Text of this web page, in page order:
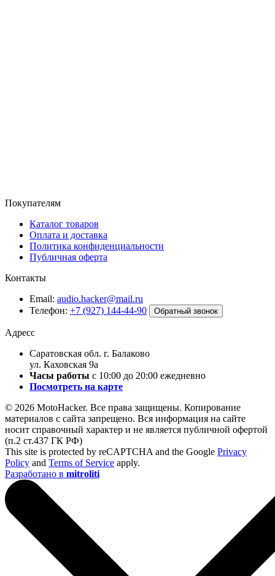
Покупателям
Каталог товаров
Оплата и доставка
Политика конфиденциальности
Публичная оферта
Контакты
Email: audio.hacker@mail.ru
Телефон: +7 (927) 144-44-90 Обратный звонок
Адресс
Саратовская обл. г. Балаково
ул. Каховская 9а
Часы работы с 10:00 до 20:00 ежедневно
Посмотреть на карте
© 2026 MotoHacker. Все права защищены. Копирование
материалов с сайта запрещено. Вся информация на сайте
носит справочный характер и не является публичной офертой
(п.2 ст.437 ГК РФ)
This site is protected by reCAPTCHA and the Google Privacy
Policy and Terms of Service apply.
Разработано в mitroliti